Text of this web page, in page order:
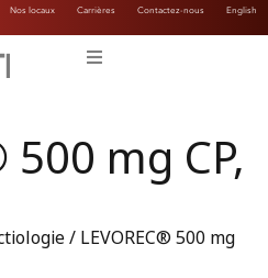
Nos locaux Carrières Contactez-nous English
500 mg CP,
/ LEVOREC® 500 mg